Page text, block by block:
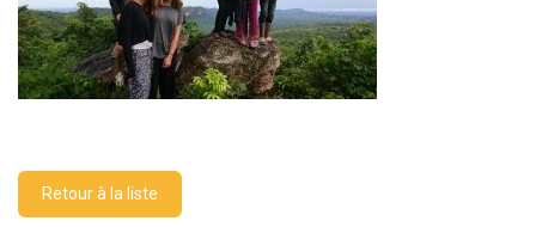
Retour à la liste